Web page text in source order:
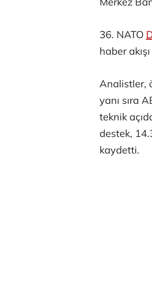
36.⁠ ⁠NATO
haber
Analistler,
yanı sıra
teknik
destek,
kaydetti.